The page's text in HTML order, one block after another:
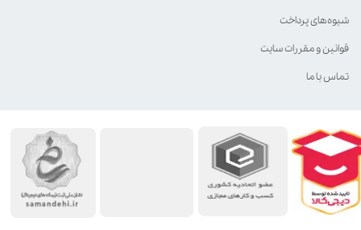
شیوه‌های پرداخت
قوانین و مقررات سایت
تماس با ما